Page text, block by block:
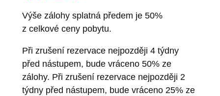
Výše zálohy splatná předem je 50%
z celkové ceny pobytu.
Při zrušení rezervace nejpozději 4 týdny
před nástupem, bude vráceno 50% ze
zálohy. Při zrušení rezervace nejpozději 2
týdny před nástupem, bude vráceno 25% ze